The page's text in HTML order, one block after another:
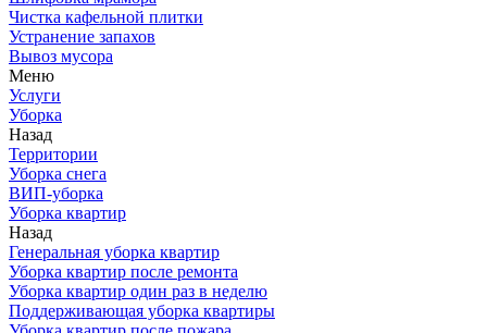
Чистка кафельной плитки
Устранение запахов
Вывоз мусора
Меню
Услуги
Уборка
Назад
Территории
Уборка снега
ВИП-уборка
Уборка квартир
Назад
Генеральная уборка квартир
Уборка квартир после ремонта
Уборка квартир один раз в неделю
Поддерживающая уборка квартиры